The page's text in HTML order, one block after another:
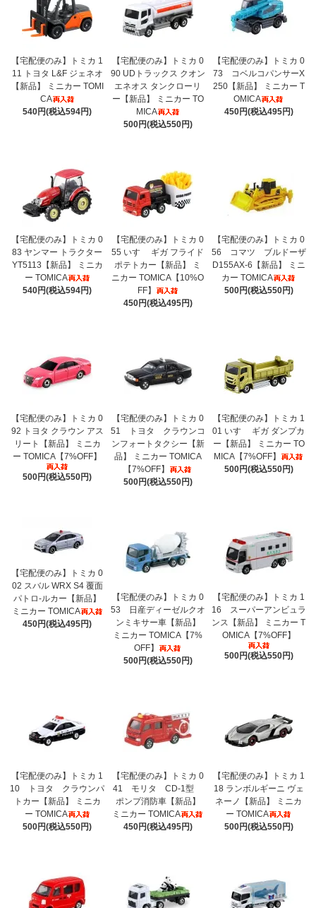
【宅配便のみ】トミカ 1
11 トヨタ L&F ジェネオ
【新品】 ミニカー TOMI
CA
540円(税込594円)
【宅配便のみ】トミカ 0
90 UDトラックス クオン
エネオス タンクローリ
ー【新品】 ミニカー TO
MICA
500円(税込550円)
【宅配便のみ】トミカ 0
73 コベルコパンサーX
250【新品】 ミニカー T
OMICA
450円(税込495円)
【宅配便のみ】トミカ 0
83 ヤンマー トラクター
YT5113【新品】 ミニカ
ー TOMICA
540円(税込594円)
【宅配便のみ】トミカ 0
55 いすゞ ギガ フライド
ポテトカー【新品】 ミ
ニカー TOMICA【10%O
FF】
450円(税込495円)
【宅配便のみ】トミカ 0
56 コマツ ブルドーザ
D155AX-6【新品】 ミニ
カー TOMICA
500円(税込550円)
【宅配便のみ】トミカ 0
92 トヨタ クラウン アス
リート【新品】 ミニカ
ー TOMICA【7%OFF】
500円(税込550円)
【宅配便のみ】トミカ 0
51 トヨタ クラウンコ
ンフォートタクシー【新
品】 ミニカー TOMICA
【7%OFF】
500円(税込550円)
【宅配便のみ】トミカ 1
01 いすゞ ギガ ダンプカ
ー【新品】 ミニカー TO
MICA【7%OFF】
500円(税込550円)
【宅配便のみ】トミカ 0
02 スバル WRX S4 覆面
パトロ-ルカー【新品】
ミニカー TOMICA
450円(税込495円)
【宅配便のみ】トミカ 0
53 日産ディーゼルクオ
ンミキサー車【新品】
ミニカー TOMICA【7%
OFF】
500円(税込550円)
【宅配便のみ】トミカ 1
16 スーパーアンビュラ
ンス【新品】 ミニカー T
OMICA【7%OFF】
500円(税込550円)
【宅配便のみ】トミカ 1
10 トヨタ クラウンパ
トカー【新品】 ミニカ
ー TOMICA
500円(税込550円)
【宅配便のみ】トミカ 0
41 モリタ CD-1型
ポンプ消防車【新品】
ミニカー TOMICA
450円(税込495円)
【宅配便のみ】トミカ 1
18 ランボルギーニ ヴェ
ネーノ【新品】 ミニカ
ー TOMICA
500円(税込550円)